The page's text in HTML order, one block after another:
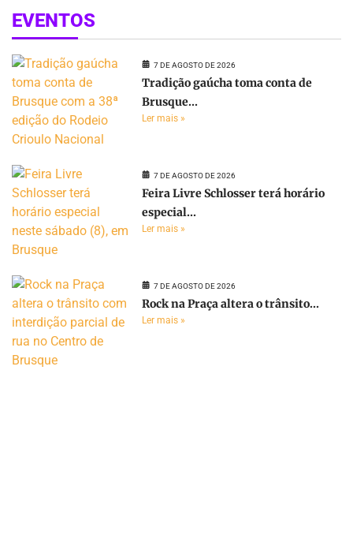
EVENTOS
7 DE AGOSTO DE 2026
Tradição gaúcha toma conta de
Brusque...
Ler mais »
7 DE AGOSTO DE 2026
Feira Livre Schlosser terá horário
especial...
Ler mais »
7 DE AGOSTO DE 2026
Rock na Praça altera o trânsito...
Ler mais »